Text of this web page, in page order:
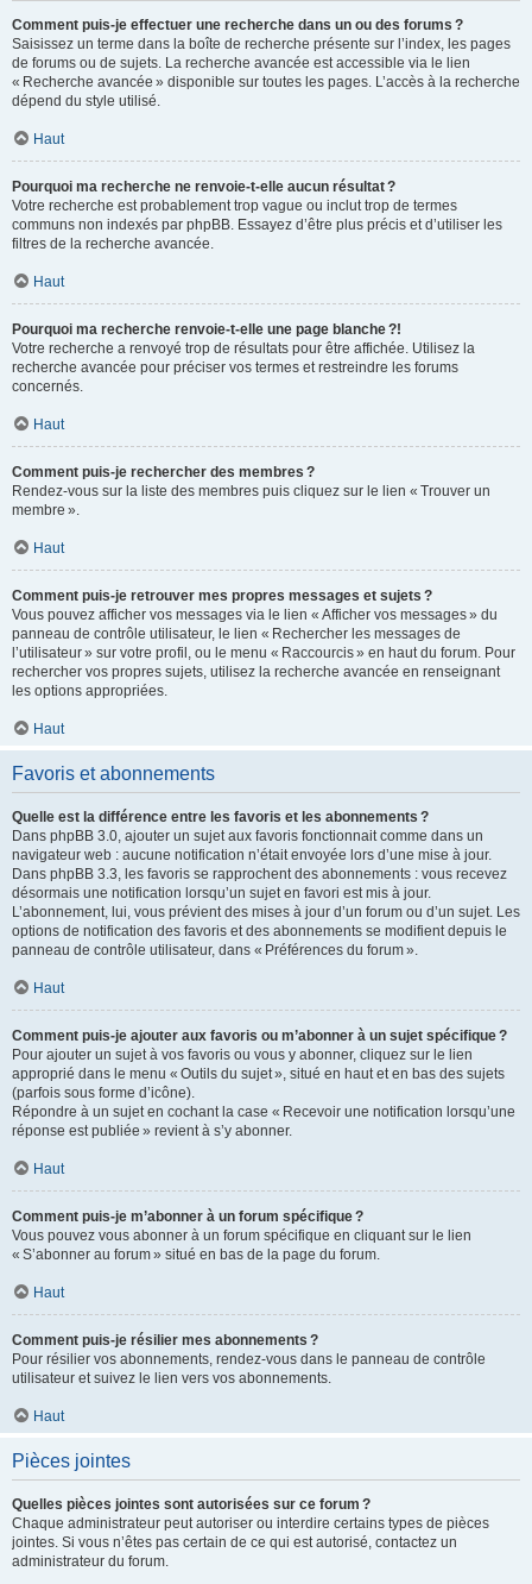
Comment puis-je effectuer une recherche dans un ou des forums ?
Saisissez un terme dans la boîte de recherche présente sur l’index, les pages
de forums ou de sujets. La recherche avancée est accessible via le lien
« Recherche avancée » disponible sur toutes les pages. L’accès à la recherche
dépend du style utilisé.
Haut
Pourquoi ma recherche ne renvoie-t-elle aucun résultat ?
Votre recherche est probablement trop vague ou inclut trop de termes
communs non indexés par phpBB. Essayez d’être plus précis et d’utiliser les
filtres de la recherche avancée.
Haut
Pourquoi ma recherche renvoie-t-elle une page blanche ?!
Votre recherche a renvoyé trop de résultats pour être affichée. Utilisez la
recherche avancée pour préciser vos termes et restreindre les forums
concernés.
Haut
Comment puis-je rechercher des membres ?
Rendez-vous sur la liste des membres puis cliquez sur le lien « Trouver un
membre ».
Haut
Comment puis-je retrouver mes propres messages et sujets ?
Vous pouvez afficher vos messages via le lien « Afficher vos messages » du
panneau de contrôle utilisateur, le lien « Rechercher les messages de
l’utilisateur » sur votre profil, ou le menu « Raccourcis » en haut du forum. Pour
rechercher vos propres sujets, utilisez la recherche avancée en renseignant
les options appropriées.
Haut
Favoris et abonnements
Quelle est la différence entre les favoris et les abonnements ?
Dans phpBB 3.0, ajouter un sujet aux favoris fonctionnait comme dans un
navigateur web : aucune notification n’était envoyée lors d’une mise à jour.
Dans phpBB 3.3, les favoris se rapprochent des abonnements : vous recevez
désormais une notification lorsqu’un sujet en favori est mis à jour.
L’abonnement, lui, vous prévient des mises à jour d’un forum ou d’un sujet. Les
options de notification des favoris et des abonnements se modifient depuis le
panneau de contrôle utilisateur, dans « Préférences du forum ».
Haut
Comment puis-je ajouter aux favoris ou m’abonner à un sujet spécifique ?
Pour ajouter un sujet à vos favoris ou vous y abonner, cliquez sur le lien
approprié dans le menu « Outils du sujet », situé en haut et en bas des sujets
(parfois sous forme d’icône).
Répondre à un sujet en cochant la case « Recevoir une notification lorsqu’une
réponse est publiée » revient à s’y abonner.
Haut
Comment puis-je m’abonner à un forum spécifique ?
Vous pouvez vous abonner à un forum spécifique en cliquant sur le lien
« S’abonner au forum » situé en bas de la page du forum.
Haut
Comment puis-je résilier mes abonnements ?
Pour résilier vos abonnements, rendez-vous dans le panneau de contrôle
utilisateur et suivez le lien vers vos abonnements.
Haut
Pièces jointes
Quelles pièces jointes sont autorisées sur ce forum ?
Chaque administrateur peut autoriser ou interdire certains types de pièces
jointes. Si vous n’êtes pas certain de ce qui est autorisé, contactez un
administrateur du forum.